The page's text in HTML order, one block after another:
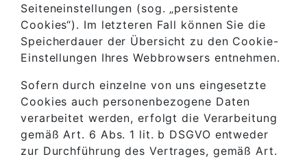
Seiteneinstellungen (sog. „persistente
Cookies“). Im letzteren Fall können Sie die
Speicherdauer der Übersicht zu den Cookie-
Einstellungen Ihres Webbrowsers entnehmen.
Sofern durch einzelne von uns eingesetzte
Cookies auch personenbezogene Daten
verarbeitet werden, erfolgt die Verarbeitung
gemäß Art. 6 Abs. 1 lit. b DSGVO entweder
zur Durchführung des Vertrages, gemäß Art.